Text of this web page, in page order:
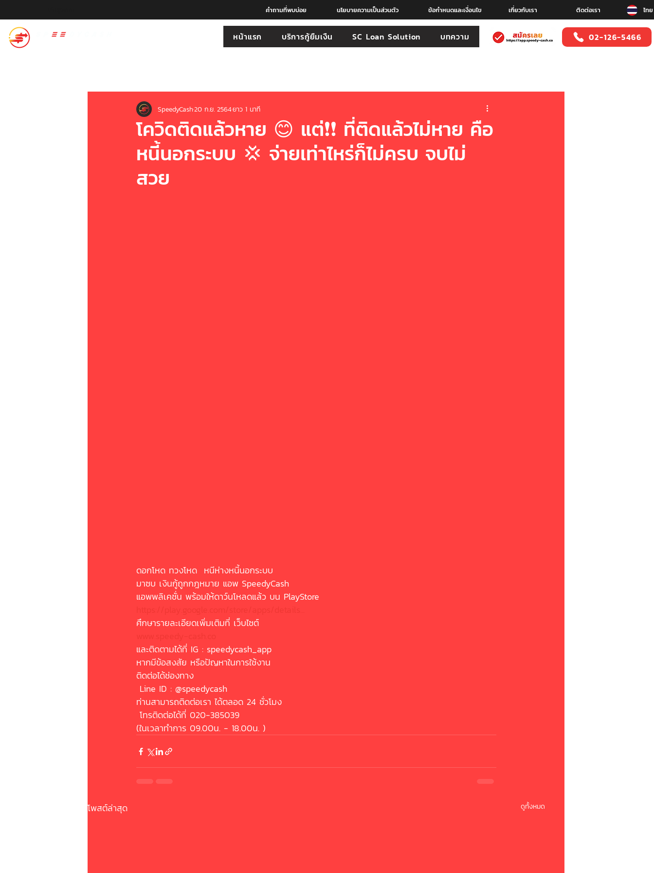
คำถามที่พบบ่อย นโยบายความเป็นส่วนตัว ข้อกำหนดและเงื่อนไข เกี่ยวกับเรา ติดต่อเรา ไทย
หน้าแรก บริการกู้ยืมเงืน SC Loan Solution บทความ 02-126-5466
โควิดติดแล้วหาย 😊 แต่❗️❗️ ที่ติดแล้วไม่หาย คือ
หนี้นอกระบบ 💢 จ่ายเท่าไหร่ก็ไม่ครบ จบไม่
สวย
SpeedyCash20 ก.ย. 2564ยาว 1 นาที
ดอกโหด ทวงโหด  หนีห่างหนี้นอกระบบ
มาซบ เงินกู้ถูกกฎหมาย แอพ SpeedyCash
แอพพลิเคชั่น พร้อมให้ดาว์นโหลดแล้ว บน PlayStore
ศึกษารายละเอียดเพิ่มเติมที่ เว็บไซต์
และติดตามได้ที่ IG : speedycash_app
หากมีข้อสงสัย หรือปัญหาในการใช้งาน
ติดต่อได้ช่องทาง
Line ID : @speedycash
ท่านสามารถติดต่อเรา ได้ตลอด 24 ชั่วโมง
โทรติดต่อได้ที่ 020-385039
(ในเวลาทำการ 09.00น. - 18.00น. )
โพสต์ล่าสุด ดูทั้งหมด